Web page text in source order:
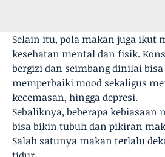
Selain itu, pola makan juga ikut
kesehatan mental dan fisik.
bergizi dan seimbang dinilai
memperbaiki mood sekaligus
kecemasan, hingga depresi.
Sebaliknya, beberapa
bisa bikin tubuh dan pikiran
Salah satunya makan terlalu